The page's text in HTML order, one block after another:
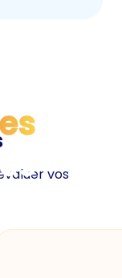
vos